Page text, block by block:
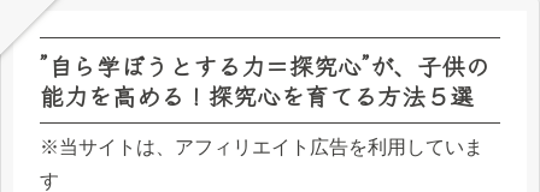
”自ら学ぼうとする力＝探究心”が、子供の
能力を高める！探究心を育てる方法５選
※当サイトは、アフィリエイト広告を利用していま
す